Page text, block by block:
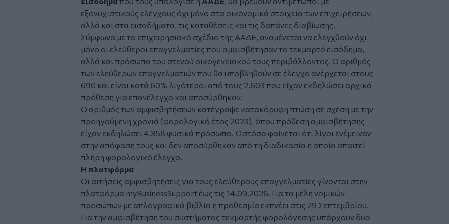
εξονυχιστικούς ελέγχους όχι μόνο στα οικονομικά στοιχεία των επιχειρήσεων,
αλλά και στα εισοδήματα, τις καταθέσεις και τις δαπάνες διαβίωσης.
Σύμφωνα με το επιχειρησιακό σχέδιο της ΑΑΔΕ, αναμένεται να ελεγχθούν όχι
μόνο οι ελεύθεροι επαγγελματίες που αμφισβήτησαν το τεκμαρτό εισόδημα,
αλλά και πρόσωπα του στενού οικογενειακού τους περιβάλλοντος. Ο αριθμός
των ελεύθερων επαγγελματιών που θα υποβληθούν σε έλεγχο ανέρχεται στους
690 και είναι κατά 60% λιγότεροι από τους 2.603 που είχαν εκδηλώσει αρχικά
πρόθεση για επανέλεγχο και αποσύρθηκαν.
Ο αριθμός των αμφισβητήσεων κατέγραψε κατακόρυφη πτώση σε σχέση με την
προηγούμενη χρονιά (φορολογικό έτος 2023), όπου πρόθεση αμφισβήτησης
είχαν εκδηλώσει 4.358 φυσικά πρόσωπα. Ωστόσο φαίνεται ότι λίγοι ενέμειναν
στην απόφαση τους και δεν αποσύρθηκαν από τη διαδικασία η οποία απαιτεί
πλήρη φορολογικό έλεγχο.
Η πλατφόρμα
Οι αιτήσεις αμφισβητήσεις για τους ελεύθερους επαγγελματίες γίνονται στην
πλατφόρμα myBusinessSupport έως τις 14.09.2026. Για τα μέλη νομικών
προσώπων με απλογραφικά βιβλία η προθεσμία εκπνέει στις 29 Σεπτεμβρίου.
Για την αμφισβήτηση του συστήματος τεκμαρτής φορολόγησης υπάρχουν δυο